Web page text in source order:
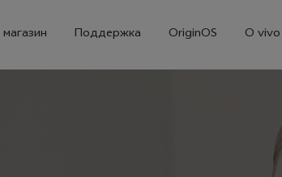
Поддержка OriginOS O vivo